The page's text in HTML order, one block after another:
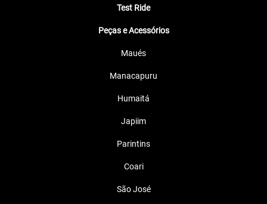
Test Ride
Peças e Acessórios
Maués
Manacapuru
Humaitá
Japiim
Parintins
Coari
São José